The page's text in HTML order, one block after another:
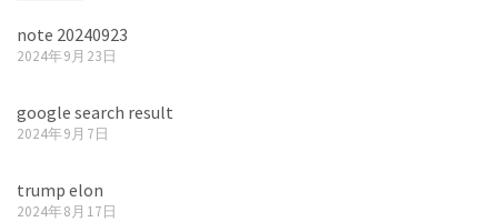
note 20240923
2024年9月23日
google search result
2024年9月7日
trump elon
2024年8月17日